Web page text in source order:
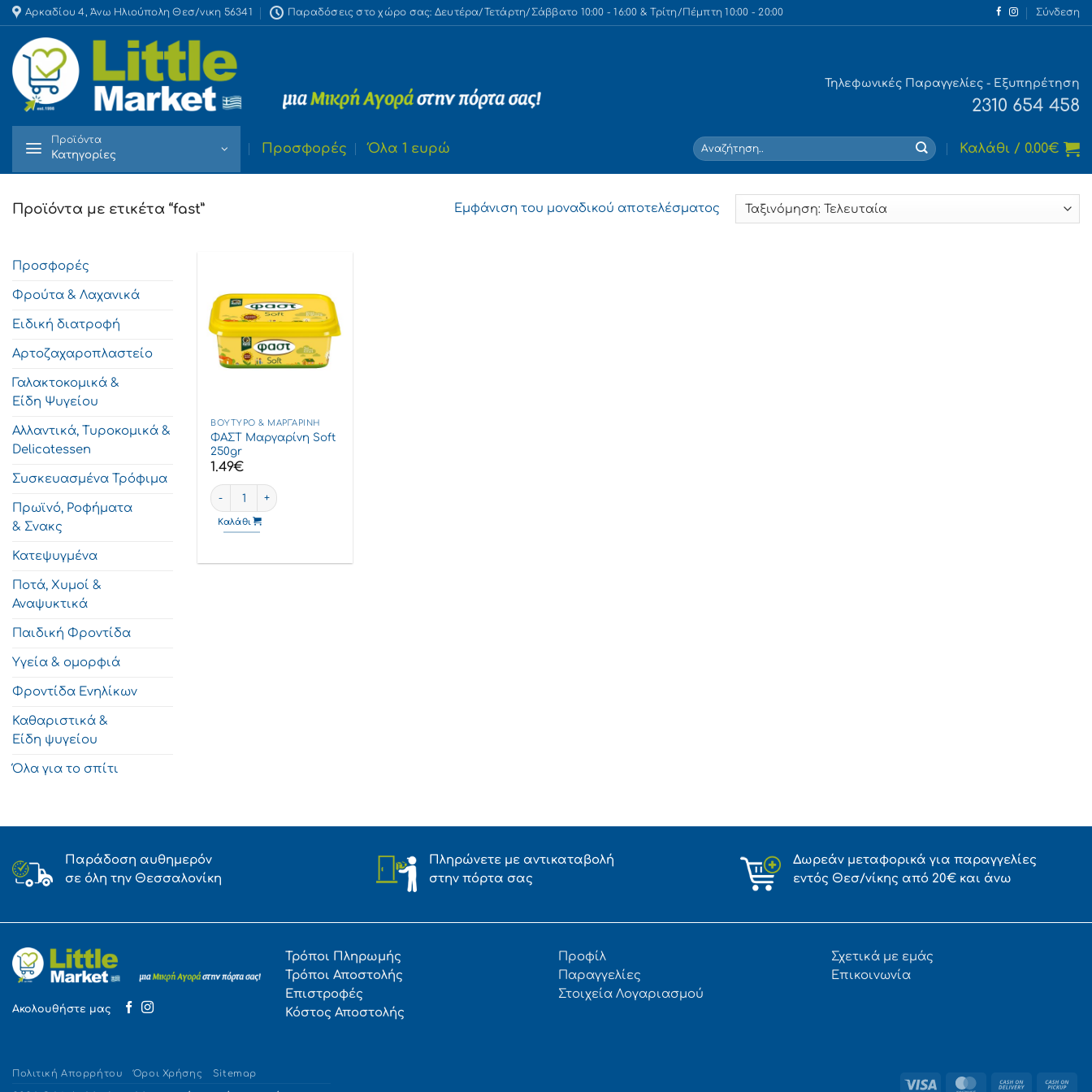
Skip
to
content
Αρκαδίου 4, Άνω Ηλιούπολη Θεσ/νικη 56341 Παραδόσεις στο χώρο σας: Δευτέρα/Τετάρτη/Σάββατο 10:00 - 16:00 & Τρίτη/Πέμπτη 10:00 - 20:00 Σύνδεση
Τηλεφωνικές Παραγγελίες - Εξυπηρέτηση
2310 654 458
Προϊόντα
Κατηγορίες Προσφορές Όλα 1 ευρώ
Αναζήτηση
για:
Καλάθι / 0.00€
Προϊόντα με ετικέτα “fast” Εμφάνιση του μοναδικού αποτελέσματος
Προσφορές
Φρούτα & Λαχανικά
Ειδική διατροφή
Αρτοζαχαροπλαστείο
Γαλακτοκομικά &
Είδη Ψυγείου
Αλλαντικά, Τυροκομικά &
Delicatessen
Συσκευασμένα Τρόφιμα
Πρωϊνό, Ροφήματα
& Σνακς
Κατεψυγμένα
Ποτά, Χυμοί &
Αναψυκτικά
Παιδική Φροντίδα
Υγεία & ομορφιά
Φροντίδα Ενηλίκων
Καθαριστικά &
Είδη ψυγείου
Όλα για το σπίτι
ΒΟΎΤΥΡΟ & ΜΑΡΓΑΡΊΝΗ
ΦΑΣΤ Μαργαρίνη Soft
250gr
1.49€
ΦΑΣΤ Μαργαρίνη Soft 250gr ποσότητα
Καλάθι
Παράδοση αυθημερόν
σε όλη την Θεσσαλονίκη
Πληρώνετε με αντικαταβολή
στην πόρτα σας
Δωρεάν μεταφορικά για παραγγελίες
εντός Θεσ/νίκης από 20€ και άνω
Ακολουθήστε μας
Τρόποι Πληρωμής
Τρόποι Αποστολής
Επιστροφές
Κόστος Αποστολής
Προφίλ
Παραγγελίες
Στοιχεία Λογαριασμού
Σχετικά με εμάς
Επικοινωνία
Visa MasterCard
Cash
Πολιτική Απορρήτου Όροι Χρήσης Sitemap